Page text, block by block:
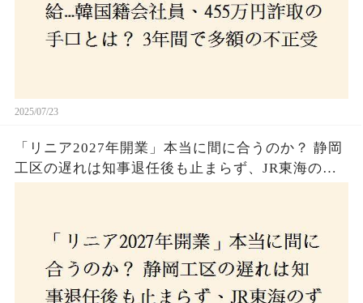
2025/07/23
「リニア2027年開業」本当に間に合うのか？ 静岡
工区の遅れは知事退任後も止まらず、JR東海のず